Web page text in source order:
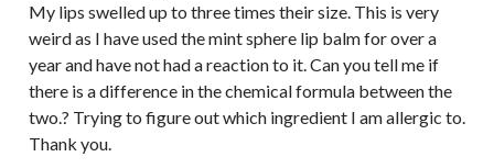
My lips swelled up to three times their size. This is very
weird as I have used the mint sphere lip balm for over a
year and have not had a reaction to it. Can you tell me if
there is a difference in the chemical formula between the
two.? Trying to figure out which ingredient I am allergic to.
Thank you.